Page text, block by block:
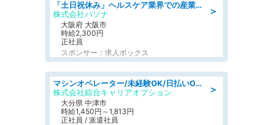
＞
「土日祝休み」ヘルスケア業界での産業保健師業務/看護師/高時給/要資格:正看護師
株式会社パソナ
大阪府 大阪市
時給2,300円
正社員
スポンサー：求人ボックス
＞
マシンオペレーター/未経験OK/日払いOK/交替制/20・30・40代活躍中/製造 工場
株式会社綜合キャリアオプション
大分県 中津市
時給1,450円～1,813円
正社員 / 派遣社員